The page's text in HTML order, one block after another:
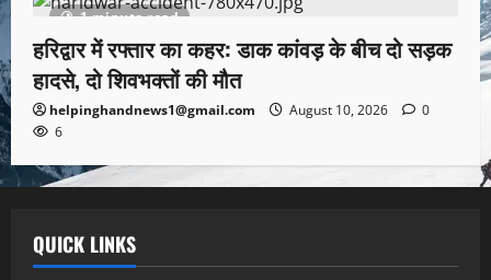
1 minute read
हरिद्वार में रफ्तार का कहर: डाक कांवड़ के बीच दो सड़क
हादसे, दो शिवभक्तों की मौत
helpinghandnews1@gmail.com August 10, 2026
0
6
QUICK LINKS